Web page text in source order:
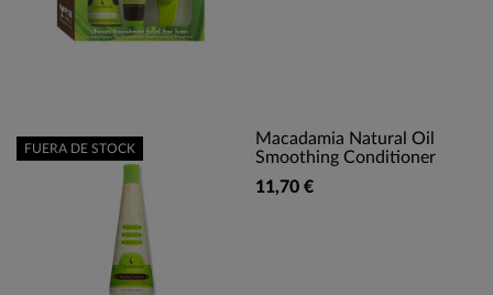
Macadamia Natural Oil
Smoothing Conditioner
11,70 €
FUERA DE STOCK